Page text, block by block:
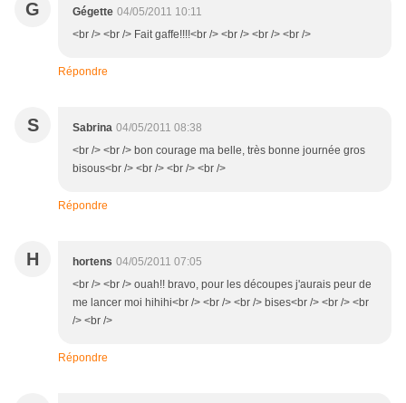
G Gégette 04/05/2011 10:11
<br /> <br /> Fait gaffe!!!!<br /> <br /> <br /> <br />
Répondre
S Sabrina 04/05/2011 08:38
<br /> <br /> bon courage ma belle, très bonne journée gros
bisous<br /> <br /> <br /> <br />
Répondre
H hortens 04/05/2011 07:05
<br /> <br /> ouah!! bravo, pour les découpes j'aurais peur de
me lancer moi hihihi<br /> <br /> <br /> bises<br /> <br /> <br
/> <br />
Répondre